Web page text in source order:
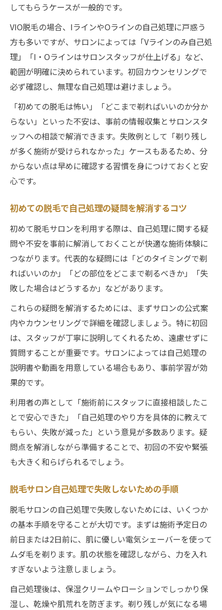
してもらうケースが一般的です。
VIO脱毛の場合、IラインやOラインの自己処理に戸惑う
方も多いですが、サロンによっては「Vラインのみ自己処
理」「I・Oラインはサロンスタッフが仕上げる」など、
範囲が明確に決められています。初回カウンセリングで
必ず確認し、無理な自己処理は避けましょう。
「初めての脱毛は怖い」「どこまで剃ればいいのか分か
らない」といった不安は、事前の情報収集とサロンスタ
ッフへの相談で解消できます。失敗例として「剃り残し
が多く施術が受けられなかった」ケースもあるため、分
からない点は早めに確認する習慣を身につけておくと安
心です。
初めての脱毛で自己処理の疑問を解消するコツ
初めて脱毛サロンを利用する際は、自己処理に関する疑
問や不安を事前に解消しておくことが快適な施術体験に
つながります。代表的な疑問には「どのタイミングで剃
ればいいのか」「どの部位をどこまで剃るべきか」「失
敗した場合はどうするか」などがあります。
これらの疑問を解消するためには、まずサロンの公式案
内やカウンセリングで詳細を確認しましょう。特に初回
は、スタッフが丁寧に説明してくれるため、遠慮せずに
質問することが重要です。サロンによっては自己処理の
説明書や動画を用意している場合もあり、事前学習が効
果的です。
利用者の声として「施術前にスタッフに直接相談したこ
とで安心できた」「自己処理のやり方を具体的に教えて
もらい、失敗が減った」という意見が多数あります。疑
問点を解消しながら準備することで、初回の不安や緊張
も大きく和らげられるでしょう。
脱毛サロン自己処理で失敗しないための手順
脱毛サロンの自己処理で失敗しないためには、いくつか
の基本手順を守ることが大切です。まずは施術予定日の
前日または2日前に、肌に優しい電気シェーバーを使って
ムダ毛を剃ります。肌の状態を確認しながら、力を入れ
すぎないよう注意しましょう。
自己処理後は、保湿クリームやローションでしっかり保
湿し、乾燥や肌荒れを防ぎます。剃り残しが気になる場